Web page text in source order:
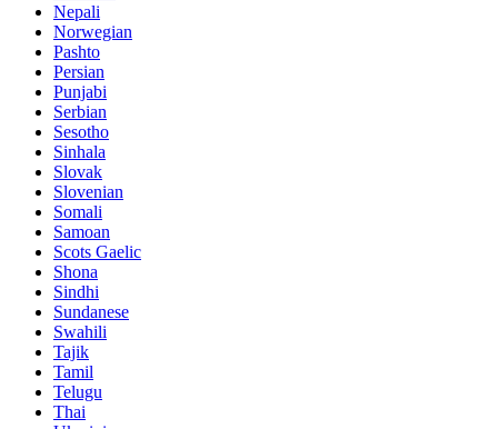
Nepali
Norwegian
Pashto
Persian
Punjabi
Serbian
Sesotho
Sinhala
Slovak
Slovenian
Somali
Samoan
Scots Gaelic
Shona
Sindhi
Sundanese
Swahili
Tajik
Tamil
Telugu
Thai